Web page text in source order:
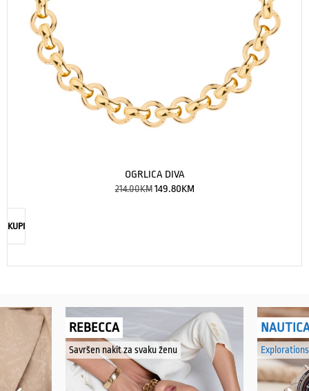
OGRLICA DIVA
214.00KM 149.80KM
KUPI
REBECCA
Savršen nakit za svaku ženu